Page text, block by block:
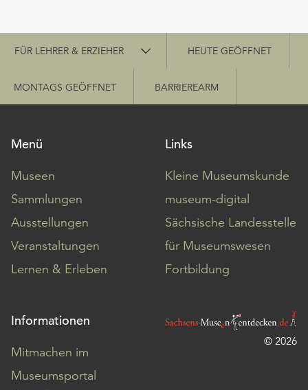
Schnellzugriff
FÜR LEHRER & ERZIEHER HEUTE GEÖFFNET
MONTAGS GEÖFFNET BARRIEREARM
Menü
Museen
Sammlungen
Ausstellungen
Veranstaltungen
Lernen & Erleben
Links
Kleine Museumskunde
museum-digital
Sächsische Landesstelle
für Museumswesen
Fortbildung
Informationen
Mitmachen im
Museumsportal
© 2026